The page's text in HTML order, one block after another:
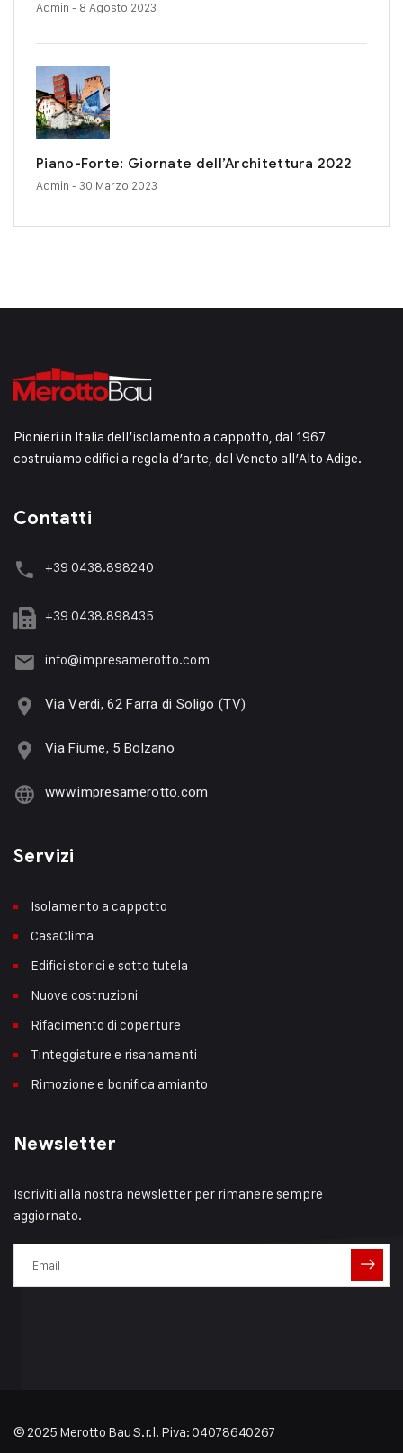
Admin - 8 Agosto 2023
Piano-Forte: Giornate dell’Architettura 2022
Admin - 30 Marzo 2023
Pionieri in Italia dell’isolamento a cappotto, dal 1967
costruiamo edifici a regola d’arte, dal Veneto all’Alto Adige.
Contatti
+39 0438.898240
+39 0438.898435
info@impresamerotto.com
Via Verdi, 62 Farra di Soligo (TV)
Via Fiume, 5 Bolzano
www.impresamerotto.com
Servizi
Isolamento a cappotto
CasaClima
Edifici storici e sotto tutela
Nuove costruzioni
Rifacimento di coperture
Tinteggiature e risanamenti
Rimozione e bonifica amianto
Newsletter
Iscriviti alla nostra newsletter per rimanere sempre
aggiornato.
© 2025 Merotto Bau S.r.l. Piva: 04078640267